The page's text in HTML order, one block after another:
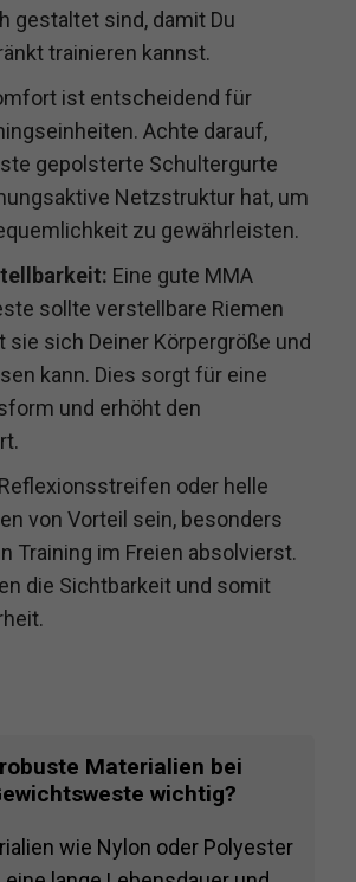
gestaltet sind, damit Du
trainieren kannst.
ist entscheidend für
Achte darauf,
gepolsterte Schultergurte
Netzstruktur hat, um
zu gewährleisten.
Eine gute MMA
sollte verstellbare Riemen
sie sich Deiner Körpergröße und
kann. Dies sorgt für eine
und erhöht den
Reflexionsstreifen oder helle
von Vorteil sein, besonders
Training im Freien absolvierst.
die Sichtbarkeit und somit
Materialien bei
wichtig?
wie Nylon oder Polyester